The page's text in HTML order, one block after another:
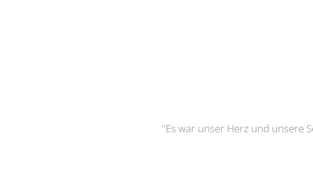
"Es war unser Herz und unsere